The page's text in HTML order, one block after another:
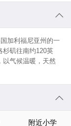
加利福尼亚州的一
杉矶往南约120英
以气候温暖，天然
附近小学